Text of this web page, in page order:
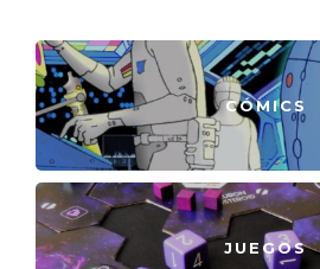
CÓMICS
JUEGOS